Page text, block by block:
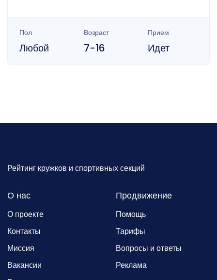
Пол
Любой
Возраст
7-16
Прием
Идет
Рейтинг кружков и спортивных секций
О нас
О проекте
Контакты
Миссия
Вакансии
Продвижение
Помощь
Тарифы
Вопросы и ответы
Реклама